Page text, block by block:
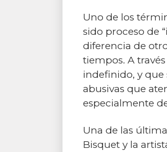
Uno de los
sido proceso de
diferencia de
tiempos. A
indefinido, y que
abusivas que
especialmente
Una de las
Bisquet y la